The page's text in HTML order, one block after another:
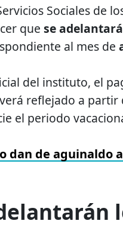
Sociales de
que se
al mes de
del instituto, el
reflejado a partir
el periodo
dan de aguinaldo